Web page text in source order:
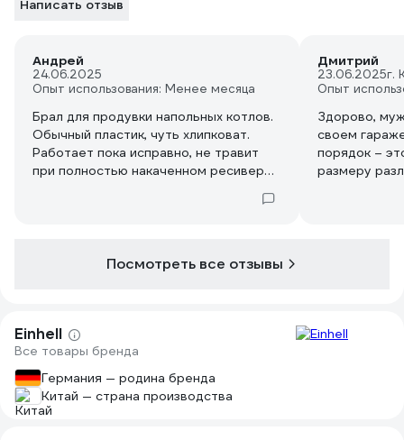
Написать отзыв
Андрей
24.06.2025
Опыт использования: Менее месяца
Брал для продувки напольных котлов.
Обычный пластик, чуть хлипковат.
Работает пока исправно, не травит
при полностью накаченном ресивере
Дмитрий
23.06.2025г.
Опыт
Здорово,
своем
порядок –
размеру
мой гараж
Посмотреть все отзывы
Einhell
Все товары бренда
Германия — родина бренда
Китай — страна производства